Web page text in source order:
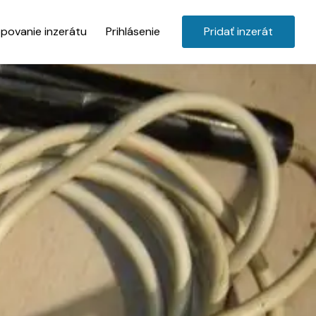
inzerátu Prihlásenie Pridať inzerát